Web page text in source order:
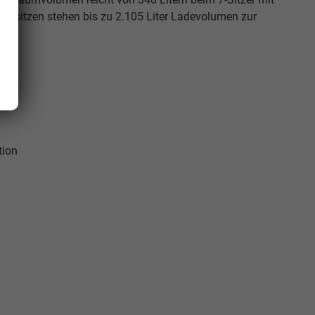
stehen bis zu 2.105 Liter Ladevolumen zur